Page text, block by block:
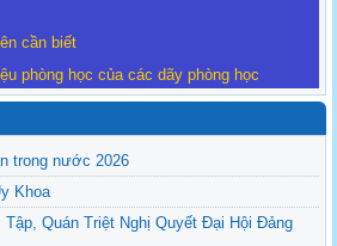
cần biết
phòng học của các dãy phòng học
trong nước 2026
Khoa
Tập, Quán Triệt Nghị Quyết Đại Hội Đảng